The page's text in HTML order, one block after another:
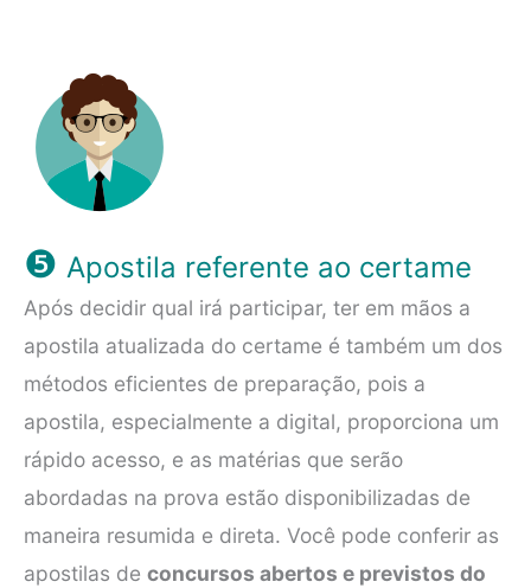
❺ Apostila referente ao certame
Após decidir qual irá participar, ter em mãos a
apostila atualizada do certame é também um dos
métodos eficientes de preparação, pois a
apostila, especialmente a digital, proporciona um
rápido acesso, e as matérias que serão
abordadas na prova estão disponibilizadas de
maneira resumida e direta. Você pode conferir as
apostilas de concursos abertos e previstos do